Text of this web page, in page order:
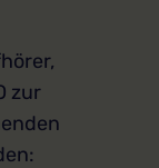
zur